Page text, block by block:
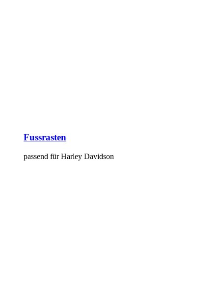
Fussrasten
passend für Harley Davidson